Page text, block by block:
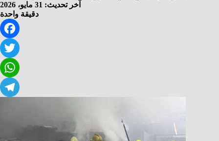
آخر تحديث: 31 مايو، 2026
دقيقة واحدة